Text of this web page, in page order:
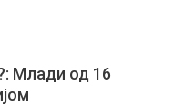
Млади од 16